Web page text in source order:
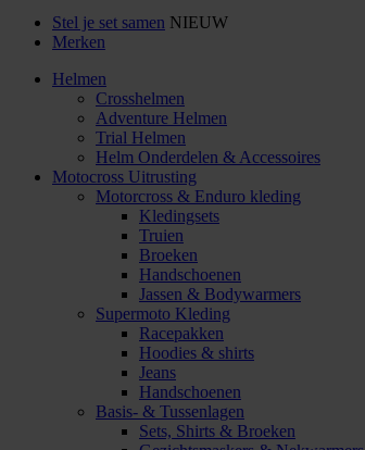
Stel je set samen NIEUW
Merken
Helmen
Crosshelmen
Adventure Helmen
Trial Helmen
Helm Onderdelen & Accessoires
Motocross Uitrusting
Motorcross & Enduro kleding
Kledingsets
Truien
Broeken
Handschoenen
Jassen & Bodywarmers
Supermoto Kleding
Racepakken
Hoodies & shirts
Jeans
Handschoenen
Basis- & Tussenlagen
Sets, Shirts & Broeken